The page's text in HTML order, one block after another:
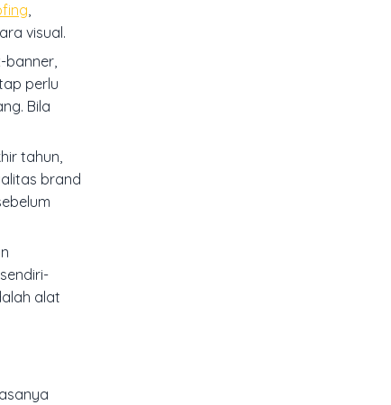
,
visual.
perlu
Bila
tahun,
brand
alat